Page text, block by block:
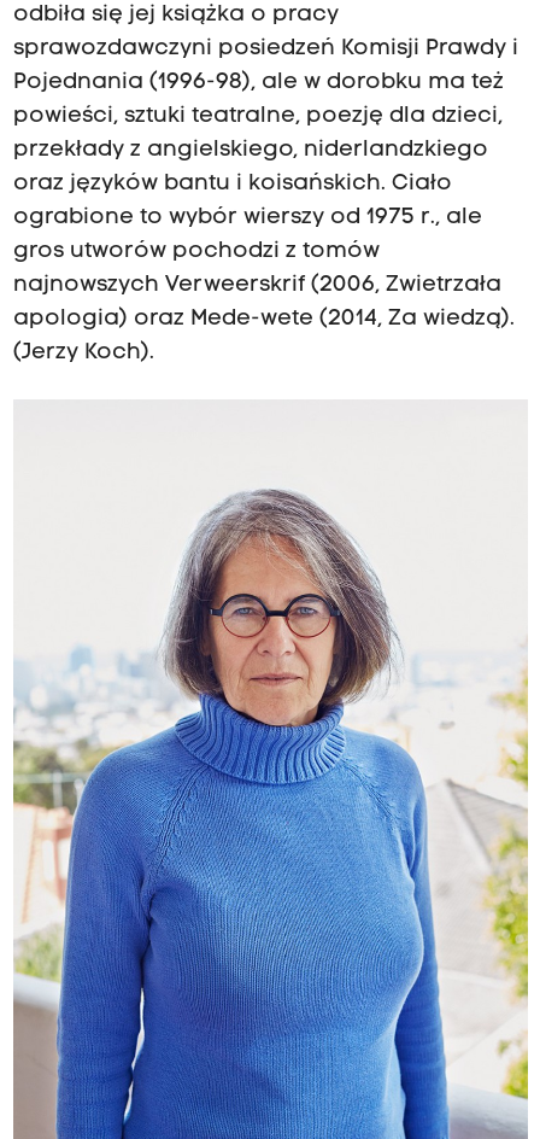
odbiła się jej książka o pracy
sprawozdawczyni posiedzeń Komisji Prawdy i
Pojednania (1996-98), ale w dorobku ma też
powieści, sztuki teatralne, poezję dla dzieci,
przekłady z angielskiego, niderlandzkiego
oraz języków bantu i koisańskich. Ciało
ograbione to wybór wierszy od 1975 r., ale
gros utworów pochodzi z tomów
najnowszych Verweerskrif (2006, Zwietrzała
apologia) oraz Mede-wete (2014, Za wiedzą).
(Jerzy Koch).